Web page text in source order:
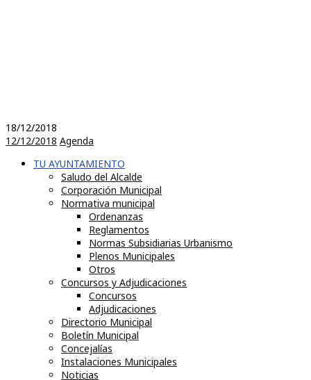
18/12/2018
12/12/2018 Agenda
TU AYUNTAMIENTO
Saludo del Alcalde
Corporación Municipal
Normativa municipal
Ordenanzas
Reglamentos
Normas Subsidiarias Urbanismo
Plenos Municipales
Otros
Concursos y Adjudicaciones
Concursos
Adjudicaciones
Directorio Municipal
Boletín Municipal
Concejalías
Instalaciones Municipales
Noticias